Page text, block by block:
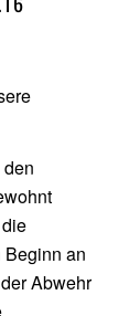
Beginn an
Abwehr